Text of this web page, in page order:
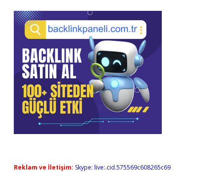
Reklam ve İletişim: Skype: live:.cid.575569c608265c69